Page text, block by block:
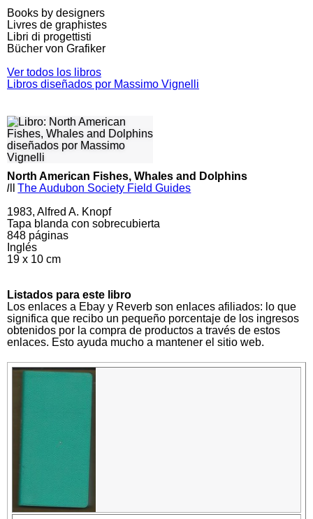
Books by designers
Livres de graphistes
Libri di progettisti
Bücher von Grafiker
Ver todos los libros
Libros diseñados por Massimo Vignelli
North American Fishes, Whales and Dolphins
l
The Audubon Society Field Guides
1983, Alfred A. Knopf
Tapa blanda con sobrecubierta
848 páginas
Inglés
19 x 10 cm
Listados para este libro
Los enlaces a Ebay y Reverb son enlaces afiliados: lo que
significa que recibo un pequeño porcentaje de los ingresos
obtenidos por la compra de productos a través de estos
enlaces. Esto ayuda mucho a mantener el sitio web.